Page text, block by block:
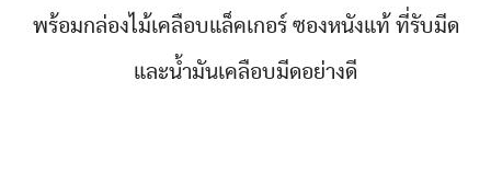
พร้อมกล่องไม้เคลือบแล็คเกอร์ ซองหนังแท้ ที่รับมีด
และน้ำมันเคลือบมีดอย่างดี